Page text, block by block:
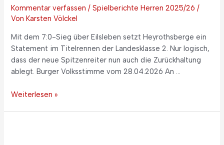
Kommentar verfassen /Spielberichte Herren 2025/26 /
VonKarsten Völckel
Mit dem 7:0-Sieg über Eilsleben setzt Heyrothsberge ein
Statement im Titelrennen der Landesklasse 2. Nur logisch,
dass der neue Spitzenreiter nun auch die Zurückhaltung
ablegt. Burger Volksstimme vom 28.04.2026 An …
Weiterlesen »